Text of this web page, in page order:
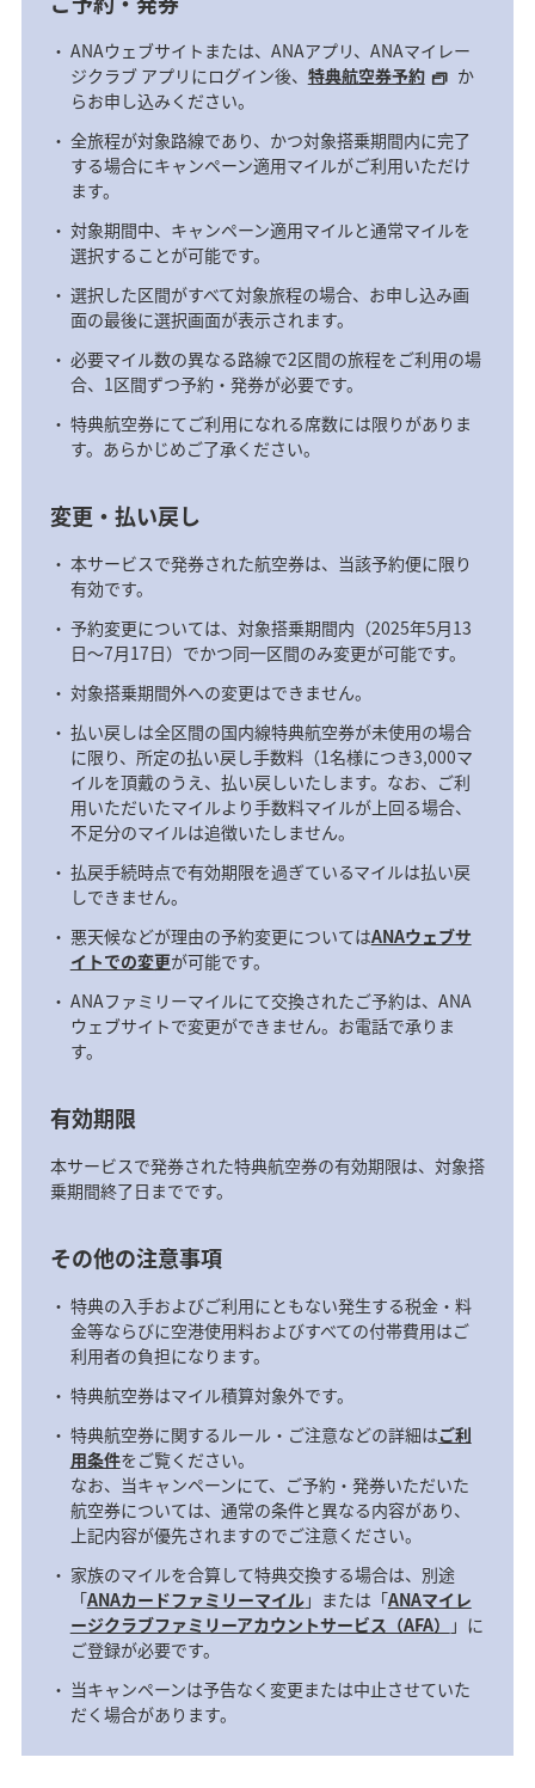
ANAウェブサイトまたは、ANAアプリ、ANAマイレー
ジクラブ アプリにログイン後、 特典航空券予約
か
らお申し込みください。
全旅程が対象路線であり、かつ対象搭乗期間内に完了
する場合にキャンペーン適用マイルがご利用いただけ
ます。
対象期間中、キャンペーン適用マイルと通常マイルを
選択することが可能です。
選択した区間がすべて対象旅程の場合、お申し込み画
面の最後に選択画面が表示されます。
必要マイル数の異なる路線で2区間の旅程をご利用の場
合、1区間ずつ予約・発券が必要です。
特典航空券にてご利用になれる席数には限りがありま
す。あらかじめご了承ください。
変更・払い戻し
本サービスで発券された航空券は、当該予約便に限り
有効です。
予約変更については、対象搭乗期間内（2025年5月13
日～7月17日）でかつ同一区間のみ変更が可能です。
対象搭乗期間外への変更はできません。
払い戻しは全区間の国内線特典航空券が未使用の場合
に限り、所定の払い戻し手数料（1名様につき3,000マ
イルを頂戴のうえ、払い戻しいたします。なお、ご利
用いただいたマイルより手数料マイルが上回る場合、
不足分のマイルは追徴いたしません。
払戻手続時点で有効期限を過ぎているマイルは払い戻
しできません。
悪天候などが理由の予約変更についてはANAウェブサ
イトでの変更が可能です。
ANAファミリーマイルにて交換されたご予約は、ANA
ウェブサイトで変更ができません。お電話で承りま
す。
有効期限
本サービスで発券された特典航空券の有効期限は、対象搭
乗期間終了日までです。
その他の注意事項
特典の入手およびご利用にともない発生する税金・料
金等ならびに空港使用料およびすべての付帯費用はご
利用者の負担になります。
特典航空券はマイル積算対象外です。
特典航空券に関するルール・ご注意などの詳細はご利
用条件をご覧ください。
なお、当キャンペーンにて、ご予約・発券いただいた
航空券については、通常の条件と異なる内容があり、
上記内容が優先されますのでご注意ください。
家族のマイルを合算して特典交換する場合は、別途
「ANAカードファミリーマイル」または「ANAマイレ
ージクラブファミリーアカウントサービス（AFA） 」に
ご登録が必要です。
当キャンペーンは予告なく変更または中止させていた
だく場合があります。